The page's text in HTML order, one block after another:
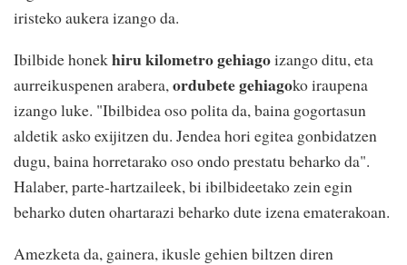
iristeko aukera izango da.
Ibilbide honekhiru kilometro gehiagoizango ditu, eta
aurreikuspenen arabera,ordubete gehiagoko iraupena
izango luke. "Ibilbidea oso polita da, baina gogortasun
aldetik asko exijitzen du. Jendea hori egitea gonbidatzen
dugu, baina horretarako oso ondo prestatu beharko da".
Halaber, parte-hartzaileek, bi ibilbideetako zein egin
beharko duten ohartarazi beharko dute izena ematerakoan.
Amezketa da, gainera, ikusle gehien biltzen diren